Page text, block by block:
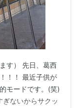
す） 先日、葛西
！！ 最近子供が
モードです。(笑)
ぎないからサクッ